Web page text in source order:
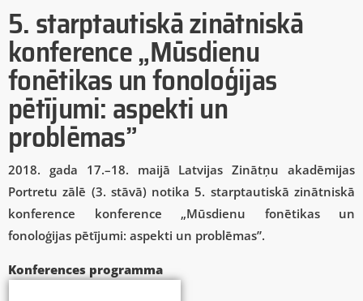
5. starptautiskā zinātniskā
konference „Mūsdienu
fonētikas un fonoloģijas
pētījumi: aspekti un
problēmas”
2018. gada 17.–18. maijā Latvijas Zinātņu akadēmijas
Portretu zālē (3. stāvā) notika 5. starptautiskā zinātniskā
konference konference „Mūsdienu fonētikas un
fonoloģijas pētījumi: aspekti un problēmas”.
Konferences programma